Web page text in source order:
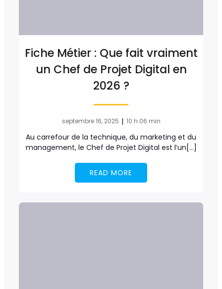
Fiche Métier : Que fait vraiment
un Chef de Projet Digital en
2026 ?
septembre 16, 2025 | 10 h 06 min
Au carrefour de la technique, du marketing et du
management, le Chef de Projet Digital est l’un[…]
READ MORE